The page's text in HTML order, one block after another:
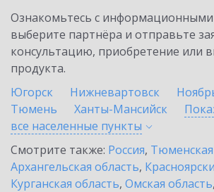
Ознакомьтесь с
выберите партнёра и отправьте
консультацию, приобретение или
продукта.
Югорск
Нижневартовск
Тюмень
Ханты-Мансийск
все населенные пункты
Смотрите также: Россия,
Архангельская область,
Курганская область, Омская область,